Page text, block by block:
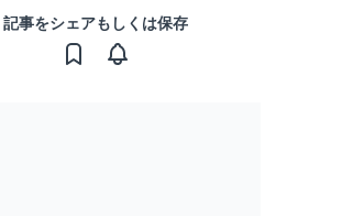
記事をシェアもしくは保存